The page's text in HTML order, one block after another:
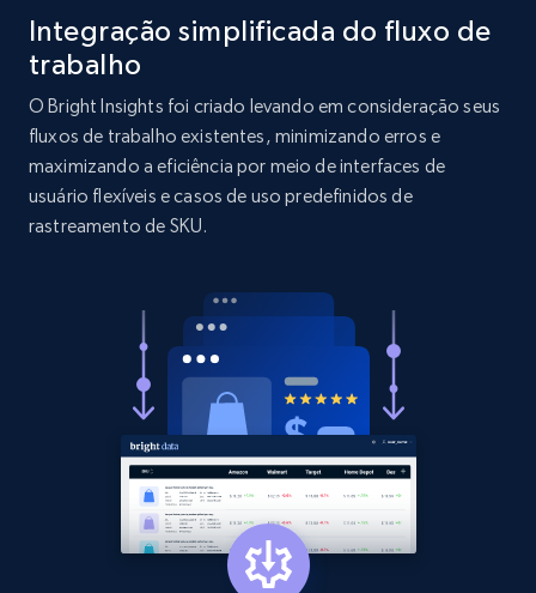
1.9K+ 323+ Comece agora
Amazon products search
Asin, URL, Name, Sponsored, Initial price, Final
price, Currency, Sold, and more.
URL, Product id, Title, Product description,
Rating, Reviews count, Initial price, Discount,
and more.
1.3K+ 175+ Comece agora
Integração simplificada do fluxo de
trabalho
O Bright Insights foi criado levando em consideração seus
fluxos de trabalho existentes, minimizando erros e
maximizando a eficiência por meio de interfaces de
usuário flexíveis e casos de uso predefinidos de
rastreamento de SKU.